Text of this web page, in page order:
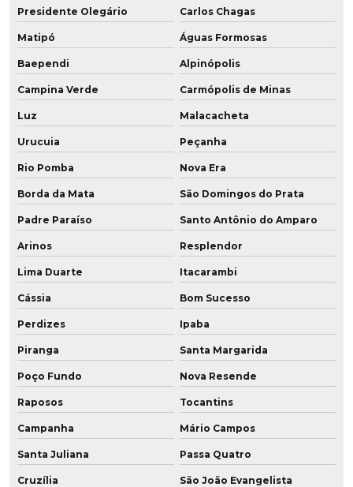
Roldana de poliuretano
Roldana em pu baixa dureza
Roldanas de pu
Roletes de poliuretano
Soluções em poliuretano
Tubo flexível poliuretano
Tubo de poliuretano
Tubo poliuretano preço
Tubo revestido poliuretano
Tubos de aço revestidos em poliuretano
Tubulação revestida em poliuretano
Presidente Olegário Carlos Chagas
Matipó Águas Formosas
Baependi Alpinópolis
Campina Verde Carmópolis de Minas
Luz Malacacheta
Urucuia Peçanha
Rio Pomba Nova Era
Borda da Mata São Domingos do Prata
Padre Paraíso Santo Antônio do Amparo
Arinos Resplendor
Lima Duarte Itacarambi
Cássia Bom Sucesso
Perdizes Ipaba
Piranga Santa Margarida
Poço Fundo Nova Resende
Raposos Tocantins
Campanha Mário Campos
Santa Juliana Passa Quatro
Cruzília São João Evangelista